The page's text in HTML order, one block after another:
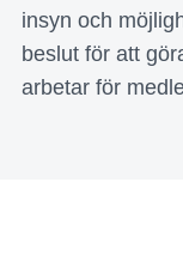
insyn och
beslut för att
arbetar för